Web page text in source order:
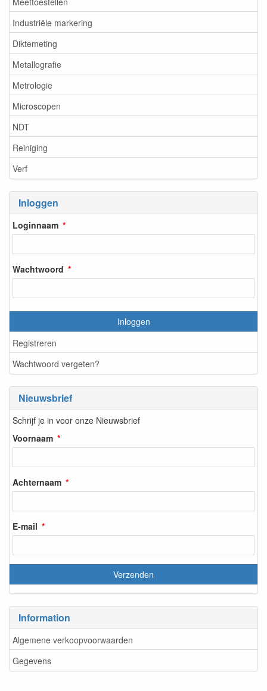
Industriële markering
Diktemeting
Metallografie
Metrologie
Microscopen
NDT
Reiniging
Verf
Inloggen
Loginnaam
Wachtwoord
Inloggen
Registreren
Wachtwoord vergeten?
Nieuwsbrief
Schrijf je in voor onze Nieuwsbrief
Voornaam
Achternaam
E-mail
Information
Algemene verkoopvoorwaarden
Gegevens